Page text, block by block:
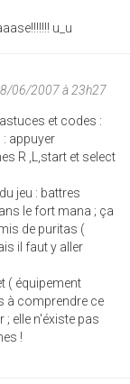
u_u
06/2007 à 23h27
et codes :
: appuyer
R ,L,start et select
jeu : battres
le fort mana ; ça
de puritas (
il faut y aller
( équipement
à comprendre ce
elle n'éxiste pas
!